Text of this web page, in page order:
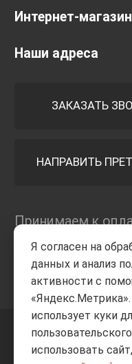
Интернет-магазин
Наши адреса
ЗАКАЗАТЬ
НАПРАВИТЬ
Принимаем к
+7 8332205-805
Я согласен на
данных и анализ
активности с
использует куки
использовать